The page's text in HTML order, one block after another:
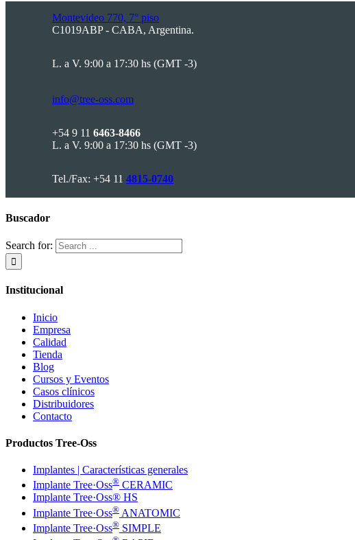
Montevideo 770, 7° piso
C1019ABP - CABA, Argentina.
L. a V. 9:00 a 17:30 hs (GMT -3)
info@tree-oss.com
+54 9 11 6463-8466
L. a V. 9:00 a 17:30 hs (GMT -3)
Tel./Fax: +54 11 4815-0740
Buscador
Search for:
Institucional
Inicio
Empresa
Calidad
Tienda
Blog
Cursos y Eventos
Casos clínicos
Distribuidores
Contacto
Productos Tree-Oss
Implantes | Características generales
Implante Tree·Oss® CERAMIC
Implante Tree·Oss® HS
Implante Tree·Oss® ANATOMIC
Implante Tree·Oss® SIMPLE